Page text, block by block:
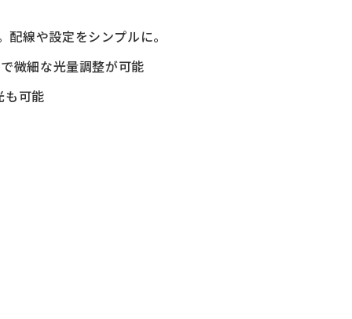
線や設定をシンプルに。
微細な光量調整が可能
も可能